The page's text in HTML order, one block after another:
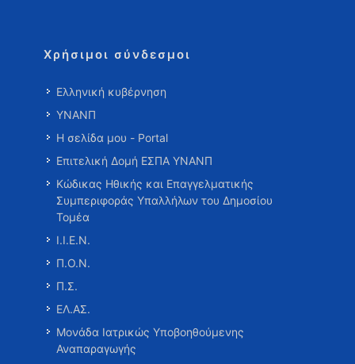
Χρήσιμοι σύνδεσμοι
Ελληνική κυβέρνηση
ΥΝΑΝΠ
Η σελίδα μου - Portal
Επιτελική Δομή ΕΣΠΑ ΥΝΑΝΠ
Κώδικας Ηθικής και Επαγγελματικής
Συμπεριφοράς Υπαλλήλων του Δημοσίου
Τομέα
Ι.Ι.Ε.Ν.
Π.Ο.Ν.
Π.Σ.
ΕΛ.ΑΣ.
Μονάδα Ιατρικώς Υποβοηθούμενης
Αναπαραγωγής